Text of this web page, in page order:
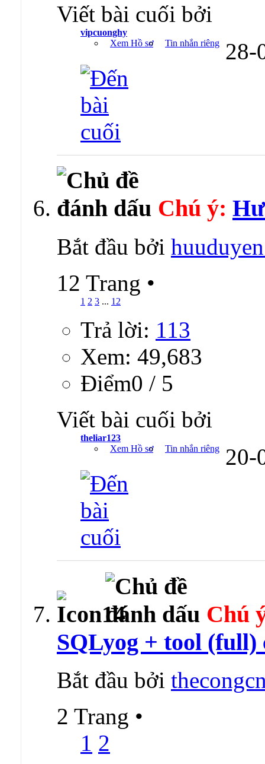
Viết bài cuối bởi
vipcuonghy
Xem Hồ sơ
Tin nhắn riêng 28-
Chú ý:
Bắt đầu bởi
12 Trang •
1 2 3 ... 12
Trả lời: 113
Xem: 49,683
Ðiểm0 / 5
Viết bài cuối bởi
theliar123
Xem Hồ sơ
Tin nhắn riêng 20-
Chú
SQLyog + tool (full)
Bắt đầu bởi
2 Trang •
1 2